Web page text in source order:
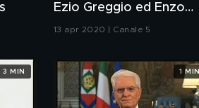
Ezio Greggio ed Enzo
13 apr 2020 | Canale 5
3 MIN 1 MIN